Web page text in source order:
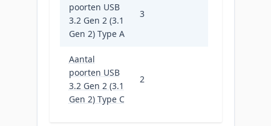
poorten USB
3.2 Gen 2 (3.1
Gen 2) Type A
3
Aantal
poorten USB
3.2 Gen 2 (3.1
Gen 2) Type C
2